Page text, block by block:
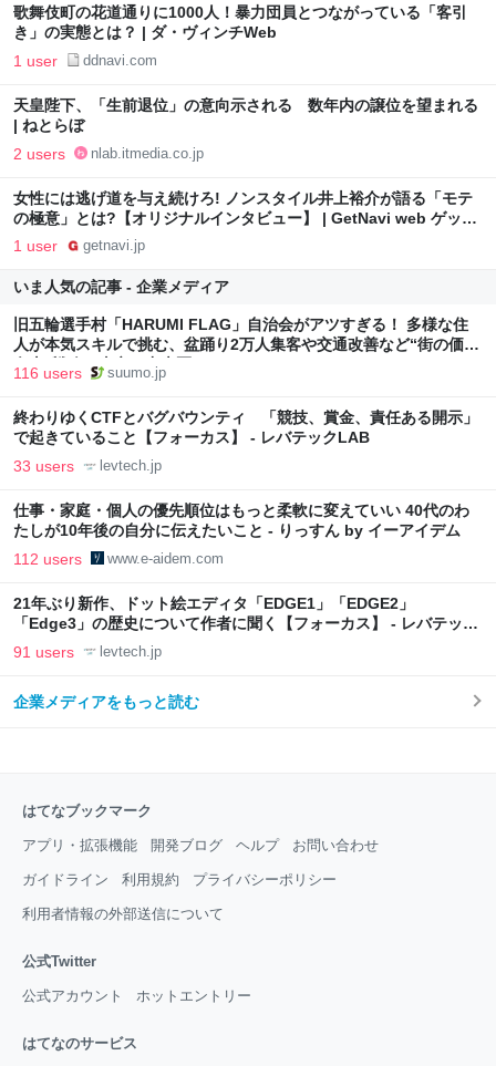
歌舞伎町の花道通りに1000人！暴力団員とつながっている「客引
き」の実態とは？ | ダ・ヴィンチWeb
1 user ddnavi.com
天皇陛下、「生前退位」の意向示される 数年内の譲位を望まれる
| ねとらぼ
2 users nlab.itmedia.co.jp
女性には逃げ道を与え続けろ! ノンスタイル井上裕介が語る「モテ
の極意」とは?【オリジナルインタビュー】 | GetNavi web ゲット
ナビ
1 user getnavi.jp
いま人気の記事 - 企業メディア
旧五輪選手村「HARUMI FLAG」自治会がアツすぎる！ 多様な住
人が本気スキルで挑む、盆踊り2万人集客や交通改善など“街の価値
向上”戦略 東京・中央区
116 users suumo.jp
終わりゆくCTFとバグバウンティ 「競技、賞金、責任ある開示」
で起きていること【フォーカス】 - レバテックLAB
33 users levtech.jp
仕事・家庭・個人の優先順位はもっと柔軟に変えていい 40代のわ
たしが10年後の自分に伝えたいこと - りっすん by イーアイデム
112 users www.e-aidem.com
21年ぶり新作、ドット絵エディタ「EDGE1」「EDGE2」
「Edge3」の歴史について作者に聞く【フォーカス】 - レバテック
LAB
91 users levtech.jp
企業メディアをもっと読む
はてなブックマーク
アプリ・拡張機能 開発ブログ ヘルプ お問い合わせ
ガイドライン 利用規約 プライバシーポリシー
利用者情報の外部送信について
公式Twitter
公式アカウント ホットエントリー
はてなのサービス